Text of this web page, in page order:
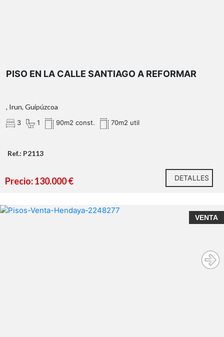
PISO EN LA CALLE SANTIAGO A REFORMAR
, Irun, Guipúzcoa
3 1 90m2 const. 70m2 util
Ref.: P2113
Precio: 130.000 € DETALLES
VENTA